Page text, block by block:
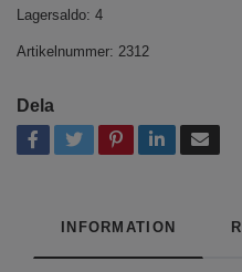
Lagersaldo: 4
Artikelnummer: 2312
Dela
INFORMATION